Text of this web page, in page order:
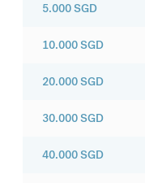
5.000SGD
10.000SGD
20.000SGD
30.000SGD
40.000SGD